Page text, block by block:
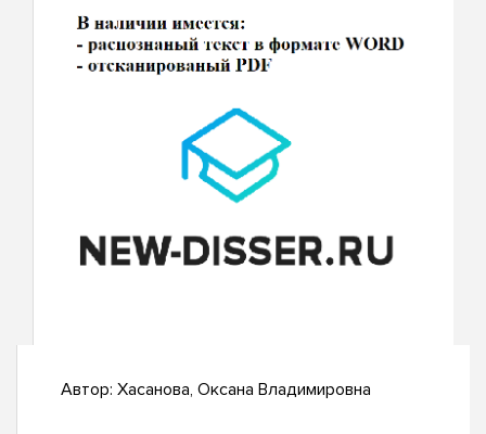
Автор: Хасанова, Оксана Владимировна